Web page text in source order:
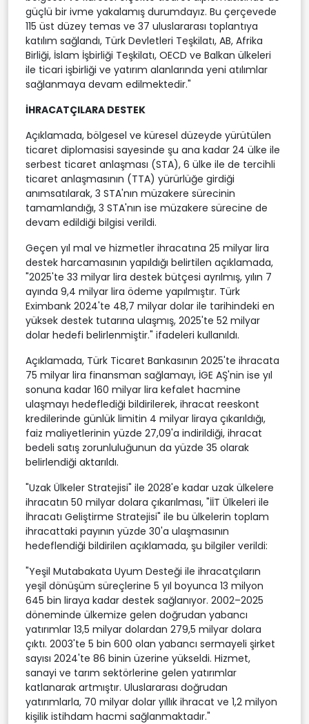
güçlü bir ivme yakalamış durumdayız. Bu çerçevede
115 üst düzey temas ve 37 uluslararası toplantıya
katılım sağlandı, Türk Devletleri Teşkilatı, AB, Afrika
Birliği, İslam İşbirliği Teşkilatı, OECD ve Balkan ülkeleri
ile ticari işbirliği ve yatırım alanlarında yeni atılımlar
sağlanmaya devam edilmektedir."
İHRACATÇILARA DESTEK
Açıklamada, bölgesel ve küresel düzeyde yürütülen
ticaret diplomasisi sayesinde şu ana kadar 24 ülke ile
serbest ticaret anlaşması (STA), 6 ülke ile de tercihli
ticaret anlaşmasının (TTA) yürürlüğe girdiği
anımsatılarak, 3 STA'nın müzakere sürecinin
tamamlandığı, 3 STA'nın ise müzakere sürecine de
devam edildiği bilgisi verildi.
Geçen yıl mal ve hizmetler ihracatına 25 milyar lira
destek harcamasının yapıldığı belirtilen açıklamada,
"2025'te 33 milyar lira destek bütçesi ayrılmış, yılın 7
ayında 9,4 milyar lira ödeme yapılmıştır. Türk
Eximbank 2024'te 48,7 milyar dolar ile tarihindeki en
yüksek destek tutarına ulaşmış, 2025'te 52 milyar
dolar hedefi belirlenmiştir." ifadeleri kullanıldı.
Açıklamada, Türk Ticaret Bankasının 2025'te ihracata
75 milyar lira finansman sağlamayı, İGE AŞ'nin ise yıl
sonuna kadar 160 milyar lira kefalet hacmine
ulaşmayı hedeflediği bildirilerek, ihracat reeskont
kredilerinde günlük limitin 4 milyar liraya çıkarıldığı,
faiz maliyetlerinin yüzde 27,09'a indirildiği, ihracat
bedeli satış zorunluluğunun da yüzde 35 olarak
belirlendiği aktarıldı.
"Uzak Ülkeler Stratejisi" ile 2028'e kadar uzak ülkelere
ihracatın 50 milyar dolara çıkarılması, "İİT Ülkeleri ile
İhracatı Geliştirme Stratejisi" ile bu ülkelerin toplam
ihracattaki payının yüzde 30'a ulaşmasının
hedeflendiği bildirilen açıklamada, şu bilgiler verildi:
"Yeşil Mutabakata Uyum Desteği ile ihracatçıların
yeşil dönüşüm süreçlerine 5 yıl boyunca 13 milyon
645 bin liraya kadar destek sağlanıyor. 2002–2025
döneminde ülkemize gelen doğrudan yabancı
yatırımlar 13,5 milyar dolardan 279,5 milyar dolara
çıktı. 2003'te 5 bin 600 olan yabancı sermayeli şirket
sayısı 2024'te 86 binin üzerine yükseldi. Hizmet,
sanayi ve tarım sektörlerine gelen yatırımlar
katlanarak artmıştır. Uluslararası doğrudan
yatırımlarla, 70 milyar dolar yıllık ihracat ve 1,2 milyon
kişilik istihdam hacmi sağlanmaktadır."